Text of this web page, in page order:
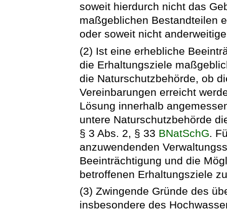
soweit hierdurch nicht das
maßgeblichen Bestandteilen
oder soweit nicht
(2) Ist eine erhebliche
die Erhaltungsziele
die Naturschutzbehörde, ob
Vereinbarungen erreicht
Lösung innerhalb
untere Naturschutzbehörde
§ 3 Abs. 2, § 33 BNatSchG.
anzuwendenden
Beeinträchtigung und die
betroffenen Erhaltungsziele
(3) Zwingende Gründe des
insbesondere des